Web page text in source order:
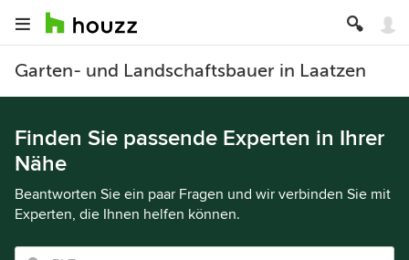
Garten- und Landschaftsbauer in Laatzen
Finden Sie passende Experten in Ihrer
Nähe
Beantworten Sie ein paar Fragen und wir verbinden Sie mit
Experten, die Ihnen helfen können.